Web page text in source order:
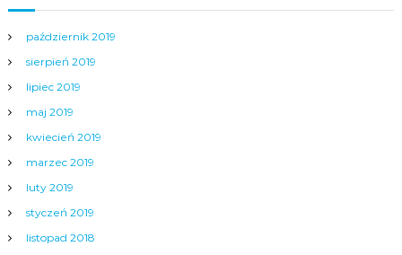
październik 2019
sierpień 2019
lipiec 2019
maj 2019
kwiecień 2019
marzec 2019
luty 2019
styczeń 2019
listopad 2018